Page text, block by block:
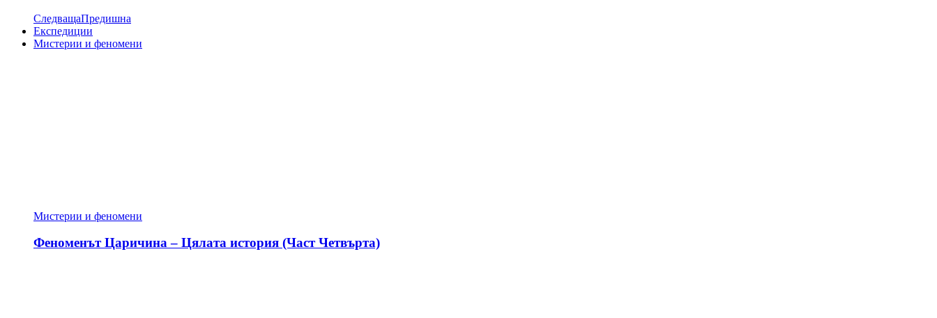
СледващаПредишна
Експедиции
Мистерии и феномени
Мистерии и феномени
Феноменът Царичина – Цялата история (Част Четвърта)